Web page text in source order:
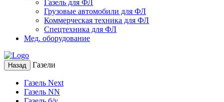
Газель для ФЛ
Грузовые автомобили для ФЛ
Коммерческая техника для ФЛ
Спецтехника для ФЛ
Мед. оборудование
Назад Газели
Газель Next
Газель NN